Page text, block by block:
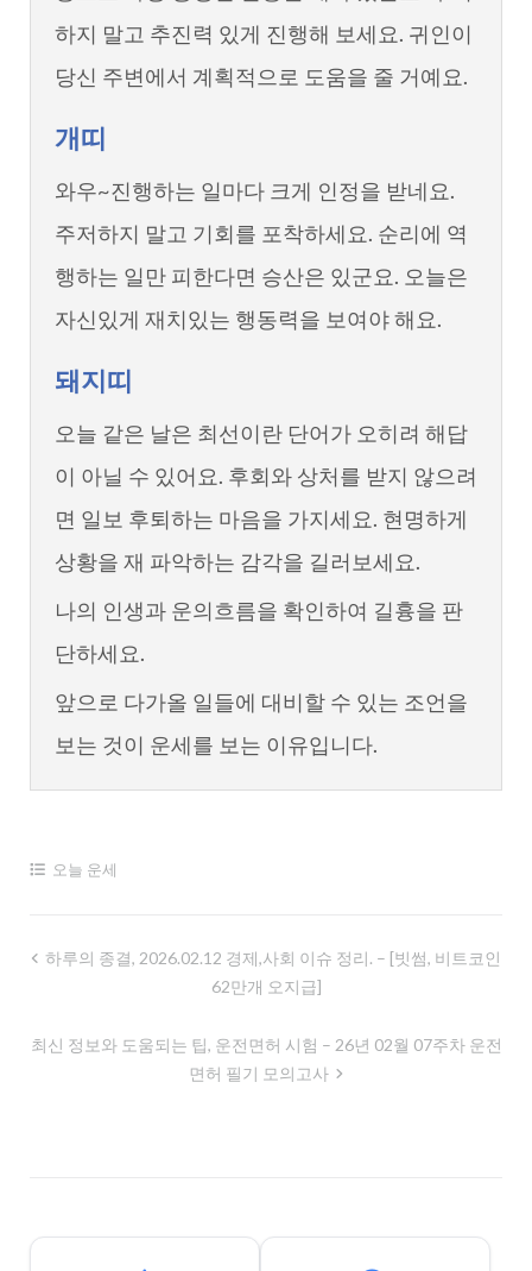
하지 말고 추진력 있게 진행해 보세요. 귀인이
당신 주변에서 계획적으로 도움을 줄 거예요.
개띠
와우~진행하는 일마다 크게 인정을 받네요.
주저하지 말고 기회를 포착하세요. 순리에 역
행하는 일만 피한다면 승산은 있군요. 오늘은
자신있게 재치있는 행동력을 보여야 해요.
돼지띠
오늘 같은 날은 최선이란 단어가 오히려 해답
이 아닐 수 있어요. 후회와 상처를 받지 않으려
면 일보 후퇴하는 마음을 가지세요. 현명하게
상황을 재 파악하는 감각을 길러보세요.
나의 인생과 운의흐름을 확인하여 길흉을 판
단하세요.
앞으로 다가올 일들에 대비할 수 있는 조언을
보는 것이 운세를 보는 이유입니다.
오늘 운세
글
비
하루의 종결, 2026.02.12 경제,사회 이슈 정리. – [빗썸, 비트코인
62만개 오지급]
최신 정보와 도움되는 팁, 운전면허 시험 – 26년 02월 07주차 운전
면허 필기 모의고사